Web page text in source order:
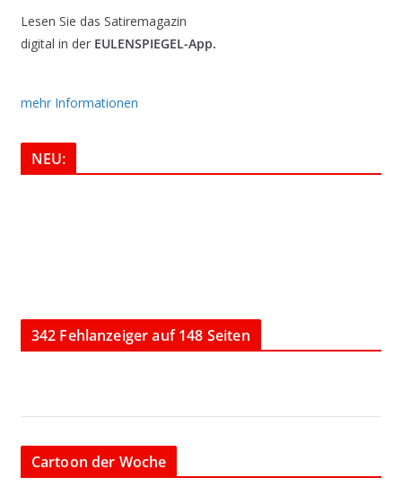
Lesen Sie das Satiremagazin
digital in der EULENSPIEGEL-App.
mehr Informationen
NEU:
342 Fehlanzeiger auf 148 Seiten
Cartoon der Woche